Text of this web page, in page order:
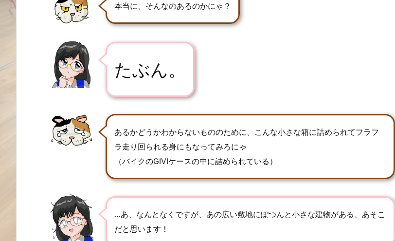
本当に、そんなのあるのかにゃ？
たぶん。
あるかどうかわからないもののために、こんな小さな箱に詰められてフラフ
ラ走り回られる身にもなってみろにゃ
（バイクのGIVIケースの中に詰められている）
…あ、なんとなくですが、あの広い敷地にぽつんと小さな建物がある、あそこ
だと思います！